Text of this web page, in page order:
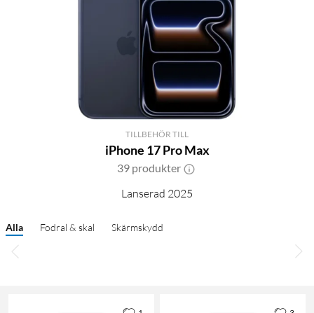
TILLBEHÖR TILL
iPhone 17 Pro Max
39 produkter
Lanserad 2025
Alla Fodral & skal Skärmskydd